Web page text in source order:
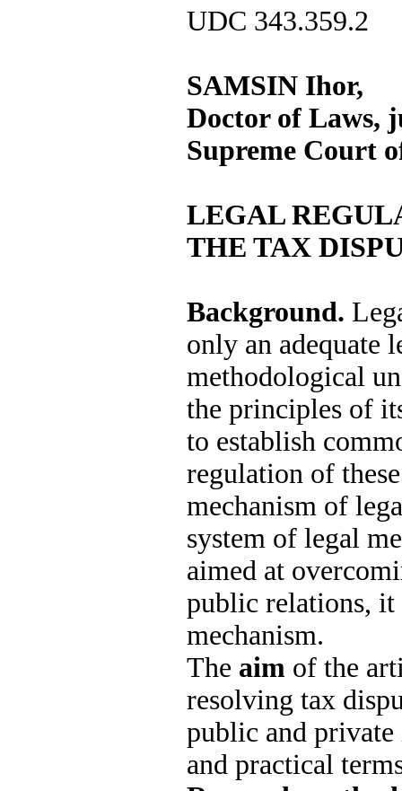
UDC 343.359.2
SAMSIN Ihor,
Doctor of Laws,
Supreme Court
LEGAL
THE TAX
Background.
only an adequate
methodological
the principles of
to establish
regulation of
mechanism of
system of legal
aimed at
public relations, it
mechanism.
The aim of the
resolving tax
public and
and practical